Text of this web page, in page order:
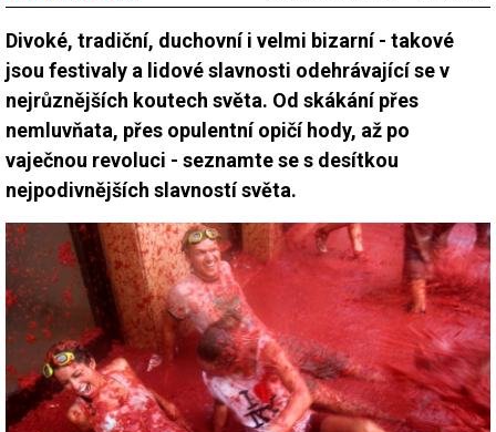
Divoké, tradiční, duchovní i velmi bizarní - takové
jsou festivaly a lidové slavnosti odehrávající se v
nejrůznějších koutech světa. Od skákání přes
nemluvňata, přes opulentní opičí hody, až po
vaječnou revoluci - seznamte se s desítkou
nejpodivnějších slavností světa.